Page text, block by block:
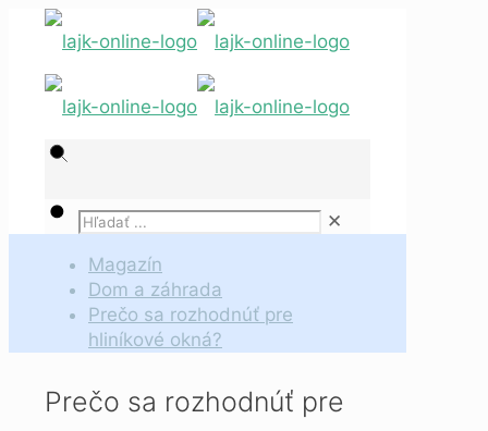
✕
Magazín
Dom a záhrada
Prečo sa rozhodnúť pre
hliníkové okná?
Prečo sa rozhodnúť pre